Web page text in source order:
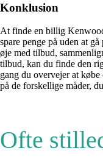
Konklusion
At finde en billig
spare penge på uden at
øje med tilbud,
tilbud, kan du finde den
gang du overvejer at
på de forskellige måder,
Ofte